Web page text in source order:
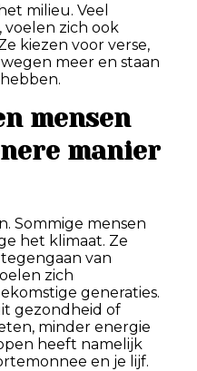
milieu. Veel
voelen zich ook
kiezen voor verse,
meer en staan
mensen
manier
Sommige mensen
het klimaat. Ze
van
zich
generaties.
gezondheid of
minder energie
heeft namelijk
en je lijf.